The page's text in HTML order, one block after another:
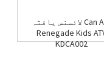
لائسنس یافتہ Can Am
Renegade Kids
KDCA002